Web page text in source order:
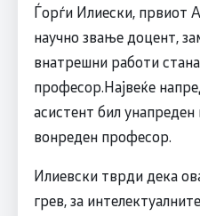
Ѓорѓи Илиески, првиот
научно звање доцент,
внатрешни работи
професор.Највеќе
асистент бил
вонреден професор.
Илиевски тврди дека
грев, за